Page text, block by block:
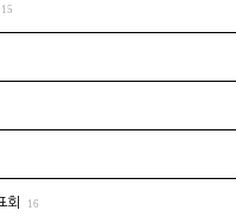
15
회 16